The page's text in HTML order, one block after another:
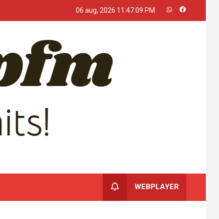
06 aug, 2026 11:47:10 PM
WEBPLAYER